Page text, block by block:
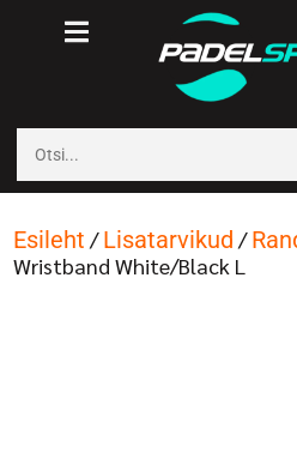
Esileht /Lisatarvikud /
Wristband White/Black L